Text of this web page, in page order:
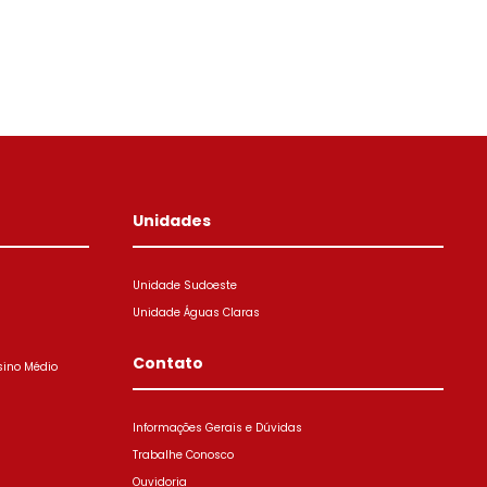
Médio
Unidades
Unidade Sudoeste
Unidade Águas Claras
Contato
Informações Gerais e Dúvidas
Trabalhe Conosco
Ouvidoria